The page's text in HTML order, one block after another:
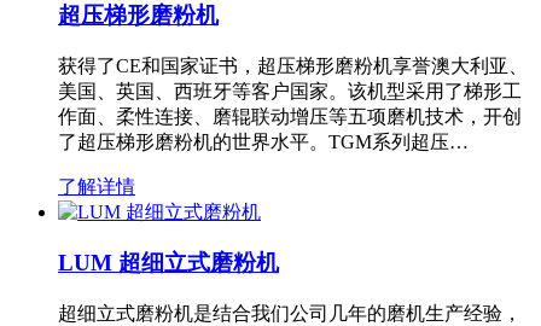
超压梯形磨粉机
获得了CE和国家证书，超压梯形磨粉机享誉澳大利亚、
美国、英国、西班牙等客户国家。该机型采用了梯形工
作面、柔性连接、磨辊联动增压等五项磨机技术，开创
了超压梯形磨粉机的世界水平。TGM系列超压…
了解详情
LUM 超细立式磨粉机
超细立式磨粉机是结合我们公司几年的磨机生产经验，